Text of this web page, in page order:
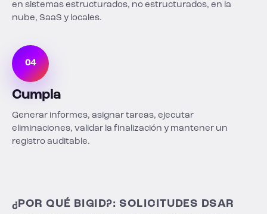
en sistemas estructurados, no estructurados, en la
nube, SaaS y locales.
04
Cumpla
Generar informes, asignar tareas, ejecutar
eliminaciones, validar la finalización y mantener un
registro auditable.
¿POR QUÉ BIGID?: SOLICITUDES DSAR